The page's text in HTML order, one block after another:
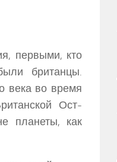
первыми, кто
британцы.
века во время
Ост-
планеты, как